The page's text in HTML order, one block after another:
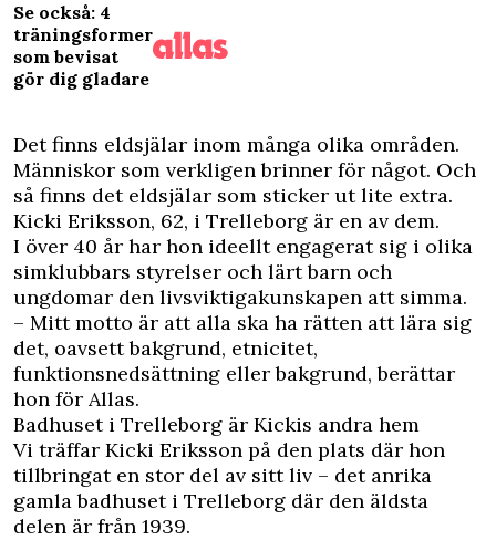
Se också: 4
träningsformer
som bevisat
gör dig gladare
Det finns eldsjälar inom många olika områden.
Människor som verkligen brinner för något. Och
så finns det eldsjälar som sticker ut lite extra.
Kicki Eriksson, 62, i Trelleborg är en av dem.
I över 40 år har hon ideellt engagerat sig i olika
simklubbars styrelser och lärt barn och
ungdomar den livsviktigakunskapen att simma.
– Mitt motto är att alla ska ha rätten att lära sig
det, oavsett bakgrund, etnicitet,
funktionsnedsättning eller bakgrund, berättar
hon för Allas.
Badhuset i Trelleborg är Kickis andra hem
Vi träffar Kicki Eriksson på den plats där hon
tillbringat en stor del av sitt liv – det anrika
gamla badhuset i Trelleborg där den äldsta
delen är från 1939.